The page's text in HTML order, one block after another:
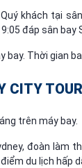
khách tại
đáp sân bay
bay. Thời gian
CITY TOUR
trên máy bay.
đoàn làm
du lịch hấp